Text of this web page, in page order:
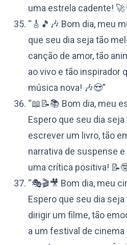
uma estrela cadente!
“🎸🎵🎶 Bom dia, meu
que seu dia seja tão
canção de amor, tão
ao vivo e tão inspirador
música nova! 🎶😍”
“📖📝📚 Bom dia, meu
Espero que seu dia
escrever um livro, tão
narrativa de suspense
uma crítica positiva!
“🎭🎬🎥 Bom dia, meu
Espero que seu dia
dirigir um filme, tão
a um festival de